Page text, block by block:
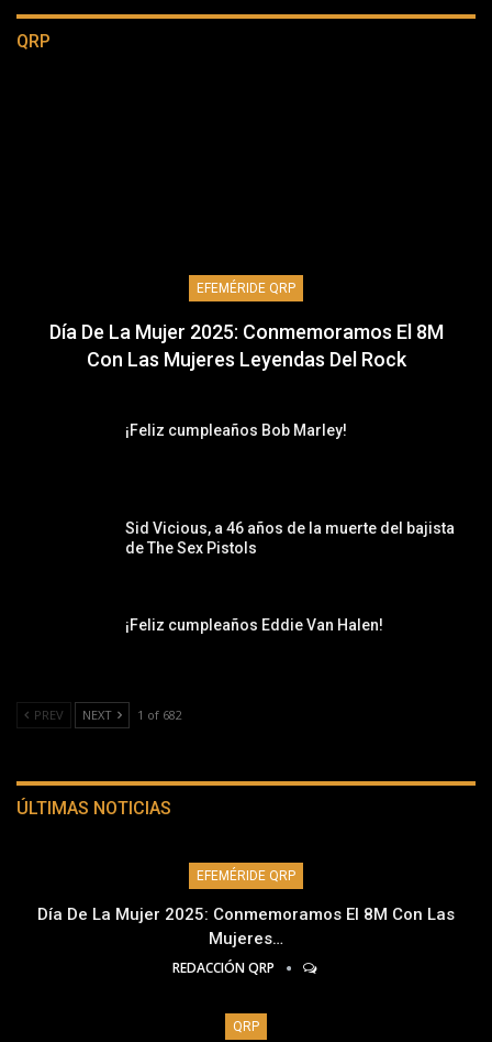
QRP
EFEMÉRIDE QRP
Día De La Mujer 2025: Conmemoramos El 8M
Con Las Mujeres Leyendas Del Rock
¡Feliz cumpleaños Bob Marley!
Sid Vicious, a 46 años de la muerte del bajista
de The Sex Pistols
¡Feliz cumpleaños Eddie Van Halen!
PREV NEXT 1 of 682
ÚLTIMAS NOTICIAS
EFEMÉRIDE QRP
Día De La Mujer 2025: Conmemoramos El 8M Con Las
Mujeres…
REDACCIÓN QRP
QRP